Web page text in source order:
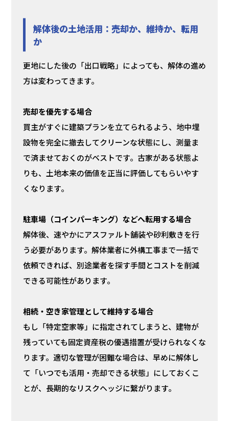
解体後の土地活用：売却か、維持か、転用
か
更地にした後の「出口戦略」によっても、解体の進め
方は変わってきます。
売却を優先する場合
買主がすぐに建築プランを立てられるよう、地中埋
設物を完全に撤去してクリーンな状態にし、測量ま
で済ませておくのがベストです。古家がある状態よ
りも、土地本来の価値を正当に評価してもらいやす
くなります。
駐車場（コインパーキング）などへ転用する場合
解体後、速やかにアスファルト舗装や砂利敷きを行
う必要があります。解体業者に外構工事まで一括で
依頼できれば、別途業者を探す手間とコストを削減
できる可能性があります。
相続・空き家管理として維持する場合
もし「特定空家等」に指定されてしまうと、建物が
残っていても固定資産税の優遇措置が受けられなくな
ります。適切な管理が困難な場合は、早めに解体し
て「いつでも活用・売却できる状態」にしておくこ
とが、長期的なリスクヘッジに繋がります。